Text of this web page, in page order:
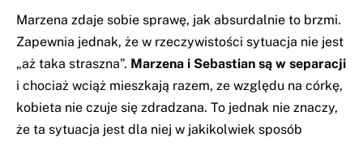
Marzena zdaje sobie sprawę, jak absurdalnie to brzmi.
Zapewnia jednak, że w rzeczywistości sytuacja nie jest
„aż taka straszna”. Marzena i Sebastian są w separacji
i chociaż wciąż mieszkają razem, ze względu na córkę,
kobieta nie czuje się zdradzana. To jednak nie znaczy,
że ta sytuacja jest dla niej w jakikolwiek sposób